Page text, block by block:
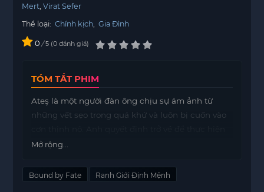
Mert Virat Sefer
Thể loại: Chính kịch, Gia Đình
0 / 5 0 đánh giá
TÓM TẮT PHIM
Ateş là một người đàn ông chịu sự ám ảnh từ
những vết sẹo trong quá khứ và luôn bị cuốn vào
kế hoạch hủy diệt gia đình đã làm tan nát cuộc
tay anh không phải là một thanh kiếm, mà là
Mở rộng...
Bound by Fate Ranh Giới Định Mệnh